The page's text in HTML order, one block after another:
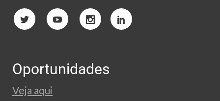
Oportunidades
Veja aqui